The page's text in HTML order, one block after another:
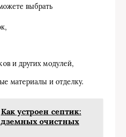
выбрать
и других модулей,
материалы и отделку.
Как устроен септик:
очистных